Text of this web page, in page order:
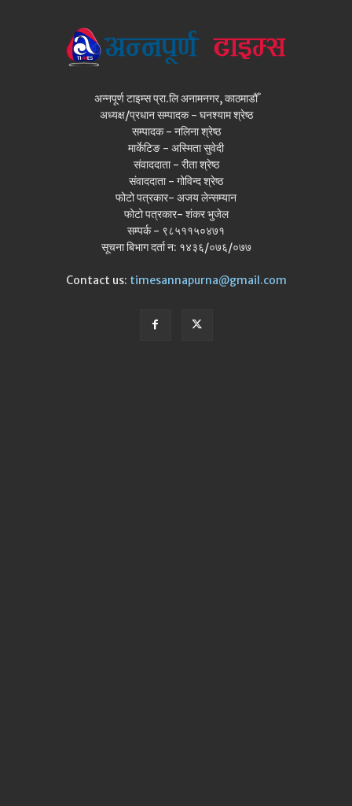
अन्नपूर्ण टाइम्स प्रा.लि अनामनगर, काठमाडौँ
अध्यक्ष/प्रधान सम्पादक - घनश्याम श्रेष्ठ
सम्पादक - नलिना श्रेष्ठ
मार्केटिङ - अस्मिता सुवेदी
संवाददाता - रीता श्रेष्ठ
संवाददाता - गोविन्द श्रेष्ठ
फोटो पत्रकार- अजय लेन्सम्यान
फोटो पत्रकार- शंकर भुजेल
सम्पर्क - ९८५११५०४७१
सूचना बिभाग दर्ता न: १४३६/०७६/०७७
Contact us: timesannapurna@gmail.com